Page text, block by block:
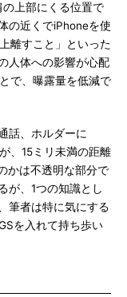
上部にくる位置で
の近くでiPhoneを使
離すこと」といった
人体への影響が心配
で、曝露量を低減で
話、ホルダーに
、15ミリ未満の距離
かは不透明な部分で
が、1つの知識とし
筆者は特に気にする
を入れて持ち歩い